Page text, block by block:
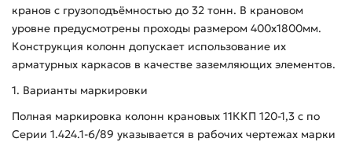
кранов с грузоподъёмностью до 32 тонн. В крановом
уровне предусмотрены проходы размером 400х1800мм.
Конструкция колонн допускает использование их
арматурных каркасов в качестве заземляющих элементов.
1. Варианты маркировки
Полная маркировка колонн крановых 11ККП 120-1,3 с по
Серии 1.424.1-6/89 указывается в рабочих чертежах марки